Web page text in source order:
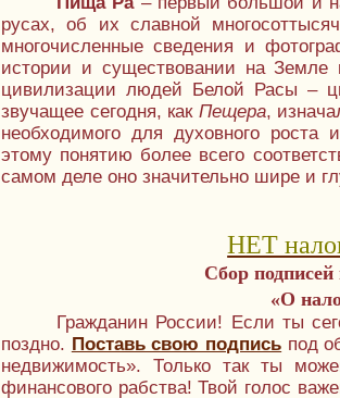
русах, об их славной
многочисленные сведения и
истории и существовании на Земле
цивилизации людей Белой Расы –
звучащее сегодня, как Пещера,
необходимого для духовного
этому понятию более всего
самом деле оно значительно шире и
НЕТ
Сбор
«О
Гражданин России! Если ты
поздно. Поставь свою подпись под
недвижимость». Только так ты
финансового рабства! Твой голос